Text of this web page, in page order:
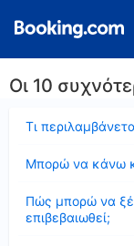
Οι 10
Τι
Μπορώ να κάνω
Πώς μπορώ να
επιβεβαιωθεί;